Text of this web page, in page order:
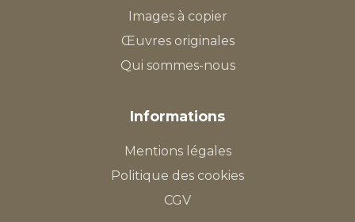
Images à copier
Œuvres originales
Qui sommes-nous
Informations
Mentions légales
Politique des cookies
CGV